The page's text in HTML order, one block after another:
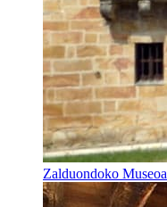
Zalduondoko Museoa